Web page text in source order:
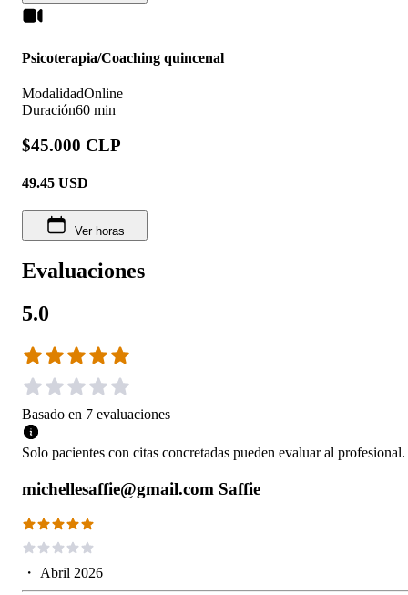
Psicoterapia/Coaching quincenal
ModalidadOnline
Duración60 min
$45.000 CLP
49.45 USD
Ver horas
Evaluaciones
5.0
Basado en 7 evaluaciones
Solo pacientes con citas concretadas pueden evaluar al profesional.
michellesaffie@gmail.com Saffie
・ Abril 2026